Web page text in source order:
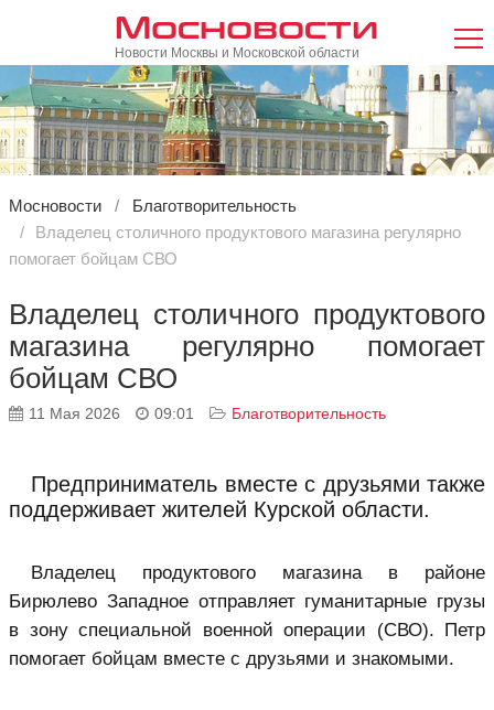
Мосновости
Новости Москвы и Московской области
Мосновости
Благотворительность
Владелец столичного продуктового магазина регулярно
помогает бойцам СВО
Владелец столичного продуктового
магазина регулярно помогает
бойцам СВО
11 Мая 2026 09:01 Благотворительность
Предприниматель вместе с друзьями также
поддерживает жителей Курской области.
Владелец продуктового магазина в районе
Бирюлево Западное отправляет гуманитарные грузы
в зону специальной военной операции (СВО). Петр
помогает бойцам вместе с друзьями и знакомыми.